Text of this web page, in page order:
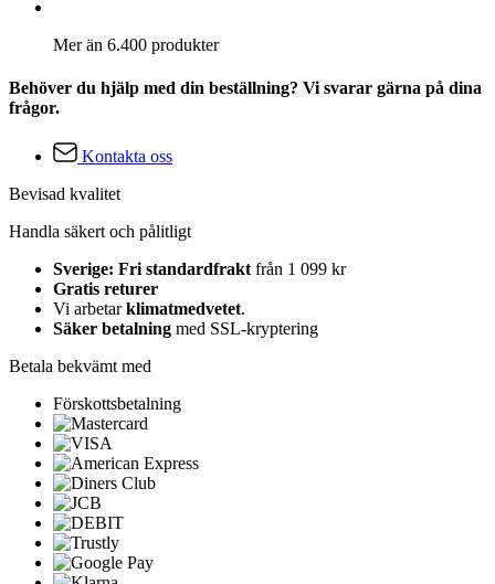
Mer än 6.400 produkter
Behöver du hjälp med din beställning? Vi svarar gärna på dina
frågor.
Kontakta oss
Bevisad kvalitet
Handla säkert och pålitligt
Sverige: Fri standardfrakt från 1 099 kr
Gratis returer
Vi arbetarklimatmedvetet.
Säker betalning med SSL-kryptering
Betala bekvämt med
Förskottsbetalning